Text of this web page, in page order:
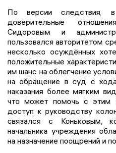
По версии следствия, в
доверительные
Сидоровым и
пользовался авторитетом
несколько осуждённых
положительные
им шанс на облегчение
на обращение в суд с
наказания более мягким
что может помочь с этим
доступ к руководству
связался с Коньковым,
начальника учреждения
на назначение поощрений и